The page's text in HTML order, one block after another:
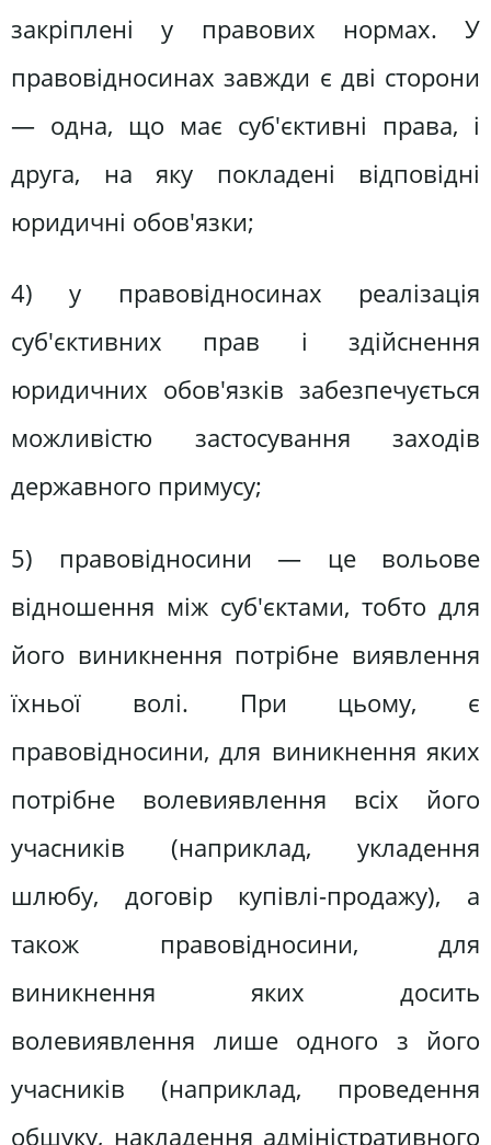
закріплені у правових нормах. У
правовідносинах завжди є дві сторони
— одна, що має суб'єктивні права, і
друга, на яку покладені відповідні
юридичні обов'язки;
4) у правовідносинах реалізація
суб'єктивних прав і здійснення
юридичних обов'язків забезпечується
можливістю застосування заходів
державного примусу;
5) правовідносини — це вольове
відношення між суб'єктами, тобто для
його виникнення потрібне виявлення
їхньої волі. При цьому, є
правовідносини, для виникнення яких
потрібне волевиявлення всіх його
учасників (наприклад, укладення
шлюбу, договір купівлі-продажу), а
також правовідносини, для
виникнення яких досить
волевиявлення лише одного з його
учасників (наприклад, проведення
обшуку, накладення адміністративного